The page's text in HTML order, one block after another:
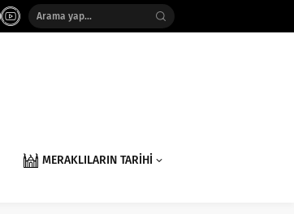
MERAKLILARIN TARİHİ